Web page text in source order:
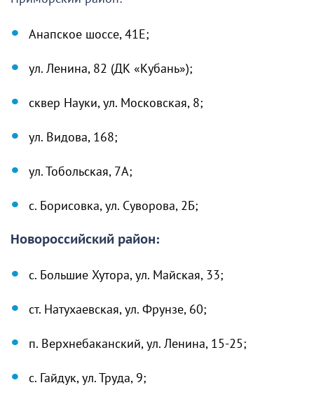
Анапское шоссе, 41Е;
ул. Ленина, 82 (ДК «Кубань»);
сквер Науки, ул. Московская, 8;
ул. Видова, 168;
ул. Тобольская, 7А;
с. Борисовка, ул. Суворова, 2Б;
Новороссийский район:
с. Большие Хутора, ул. Майская, 33;
ст. Натухаевская, ул. Фрунзе, 60;
п. Верхнебаканский, ул. Ленина, 15-25;
с. Гайдук, ул. Труда, 9;